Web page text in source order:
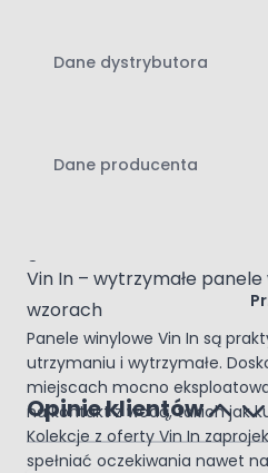
Panele ze zintegrowanym
Tak
Dla pomieszczeń użytku
Pokój
Vin In – wytrzymałe
wzorach
Panele winylowe Vin In są
utrzymaniu i wytrzymałe.
miejscach mocno
na kontakt z wodą, takich jak
Kolekcje z oferty Vin In
spełniać oczekiwania nawet
Dane dystrybutora
Dane producenta
Opinie klientów